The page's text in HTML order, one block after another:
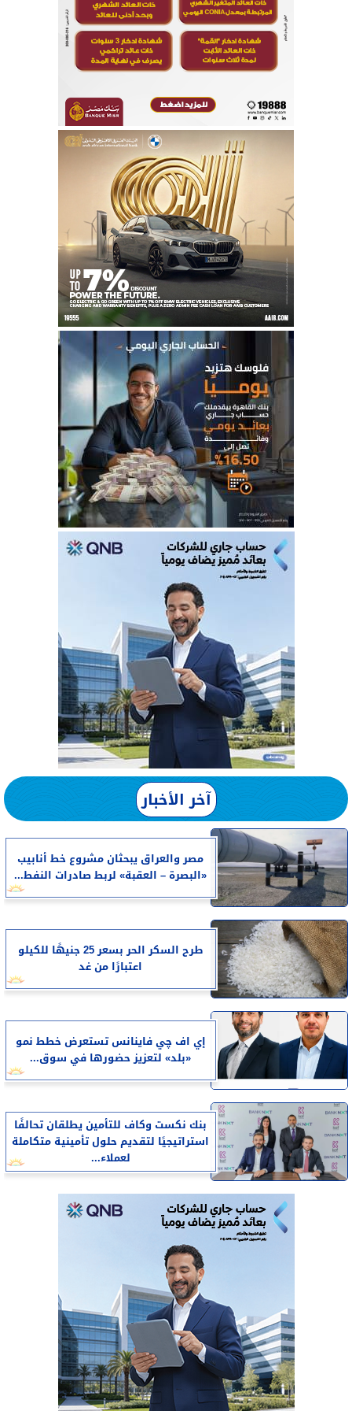
آخر الأخبار
مصر والعراق يبحثان مشروع خط أنابيب
«البصرة – العقبة» لربط صادرات النفط...
طرح السكر الحر بسعر 25 جنيهًا للكيلو
اعتبارًا من غد
إي اف چي فاينانس تستعرض خطط نمو
«بلد» لتعزيز حضورها في سوق...
بنك نكست وكاف للتأمين يطلقان تحالفًا
استراتيجيًا لتقديم حلول تأمينية متكاملة
لعملاء...